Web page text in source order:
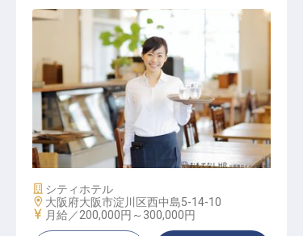
宴会サービススタッフ
施設業態
シティホテル
勤務地
大阪府大阪市淀川区西中島5-14-10
給与
月給／200,000円～ 300,000円